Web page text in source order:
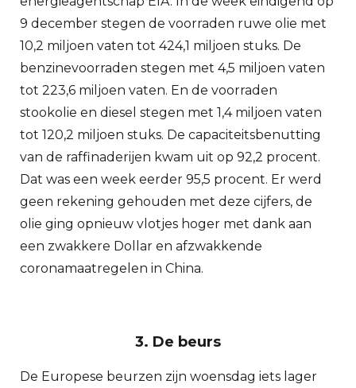
9 december stegen de voorraden ruwe olie met
10,2 miljoen vaten tot 424,1 miljoen stuks. De
benzinevoorraden stegen met 4,5 miljoen vaten
tot 223,6 miljoen vaten. En de voorraden
stookolie en diesel stegen met 1,4 miljoen vaten
tot 120,2 miljoen stuks. De capaciteitsbenutting
van de raffinaderijen kwam uit op 92,2 procent.
Dat was een week eerder 95,5 procent. Er werd
geen rekening gehouden met deze cijfers, de
olie ging opnieuw vlotjes hoger met dank aan
een zwakkere Dollar en afzwakkende
coronamaatregelen in China.
3. De beurs
De Europese beurzen zijn woensdag iets lager